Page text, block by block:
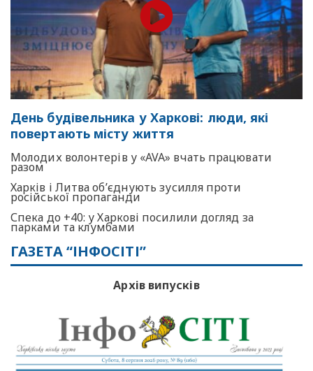
День будівельника у Харкові: люди, які
повертають місту життя
Молодих волонтерів у «AVA» вчать працювати
разом
Харків і Литва об’єднують зусилля проти
російської пропаганди
Спека до +40: у Харкові посилили догляд за
парками та клумбами
ГАЗЕТА “ІНФОСІТІ”
Архів випусків